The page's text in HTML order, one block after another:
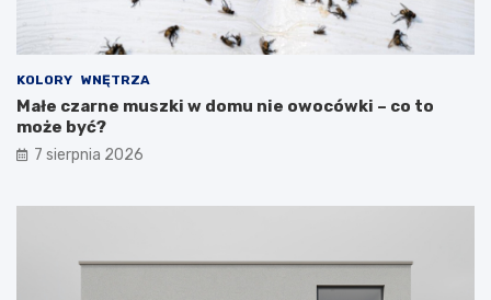
KOLORY WNĘTRZA
Małe czarne muszki w domu nie owocówki – co to
może być?
7 sierpnia 2026